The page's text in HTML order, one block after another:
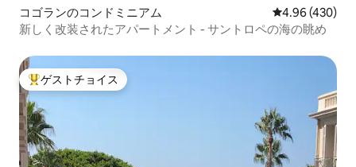
コゴランのコンドミニアム レビュー430
4.96 (430)
新しく改装されたアパートメント - サントロペの海の眺め
大好評のゲストチョイスです。
ゲストチョイス